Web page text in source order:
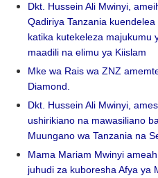
Dkt. Hussein Ali Mwinyi,
Qadiriya Tanzania
katika kutekeleza majukumu
maadili na elimu ya Kiislam
Mke wa Rais wa ZNZ
Diamond.
Dkt. Hussein Ali Mwinyi,
ushirikiano na mawasiliano
Muungano wa Tanzania na
Mama Mariam Mwinyi
juhudi za kuboresha Afya ya